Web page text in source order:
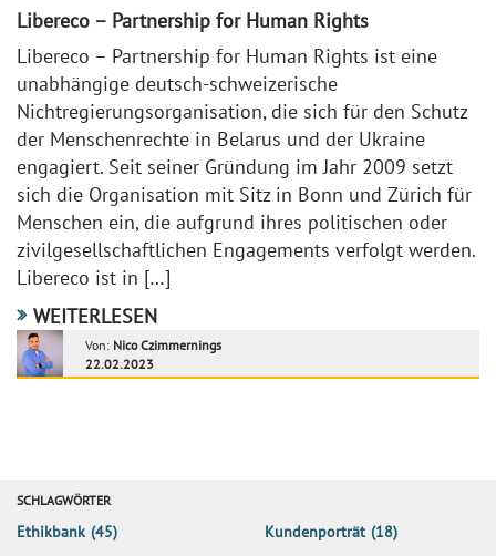
Libereco – Partnership for Human Rights
Libereco – Partnership for Human Rights ist eine
unabhängige deutsch-schweizerische
Nichtregierungsorganisation, die sich für den Schutz
der Menschenrechte in Belarus und der Ukraine
engagiert. Seit seiner Gründung im Jahr 2009 setzt
sich die Organisation mit Sitz in Bonn und Zürich für
Menschen ein, die aufgrund ihres politischen oder
zivilgesellschaftlichen Engagements verfolgt werden.
Libereco ist in […]
WEITERLESEN
Von: Nico Czimmernings
22.02.2023
SCHLAGWÖRTER
Ethikbank (45) Kundenporträt (18)